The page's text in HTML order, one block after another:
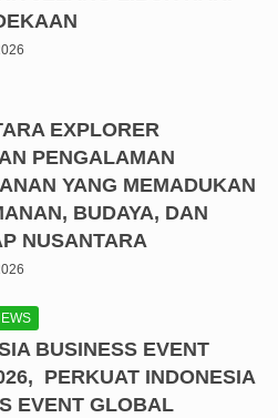
EXPLORER
PENGALAMAN
YANG MEMADUKAN
BUDAYA, DAN
NUSANTARA
BUSINESS EVENT
PERKUAT INDONESIA
EVENT GLOBAL